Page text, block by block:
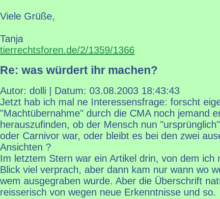
Viele Grüße,
Tanja
tierrechtsforen.de/2/1359/1366
Re: was würdert ihr machen?
Autor: dolli | Datum: 03.08.2003 18:43:43
Jetzt hab ich mal ne Interessensfrage: forscht
"Machtübernahme" durch die CMA noch jemand
herauszufinden, ob der Mensch nun
oder Carnivor war, oder bleibt es bei den zwei
Ansichten ?
Im letztem Stern war ein Artikel drin, von dem ich
Blick viel verprach, aber dann kam nur wann wo
wem ausgegraben wurde. Aber die Überschrift
reisserisch von wegen neue Erkenntnisse und so.